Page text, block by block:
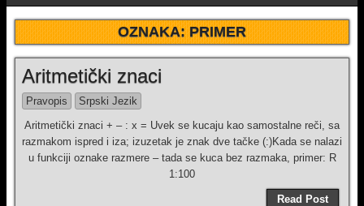
OZNAKA:PRIMER
Aritmetički znaci
Pravopis
Srpski Jezik
Aritmetički znaci + – : x = Uvek se kucaju kao samostalne reči, sa
razmakom ispred i iza; izuzetak je znak dve tačke (:)Kada se nalazi
u funkciji oznake razmere – tada se kuca bez razmaka, primer: R
1:100
Read Post